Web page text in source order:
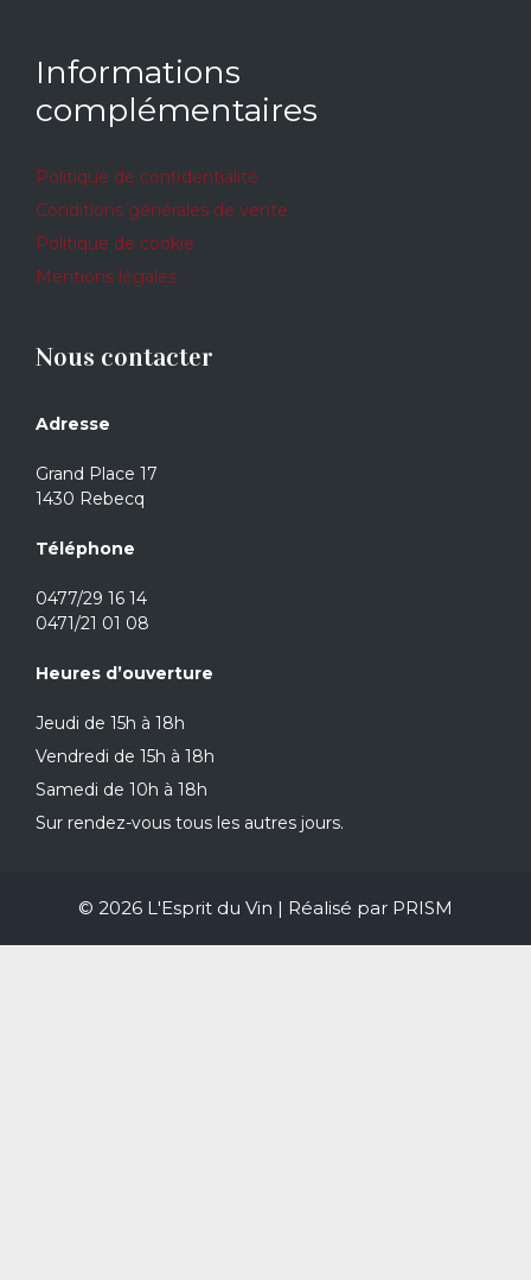
Informations
complémentaires
Politique de confidentialité
Conditions générales de vente
Politique de cookie
Mentions légales
Nous contacter
Adresse
Grand Place 17
1430 Rebecq
Téléphone
0477/29 16 14
0471/21 01 08
Heures d’ouverture
Jeudi de 15h à 18h
Vendredi de 15h à 18h
Samedi de 10h à 18h
Sur rendez-vous tous les autres jours.
© 2026 L'Esprit du Vin | Réalisé par PRISM